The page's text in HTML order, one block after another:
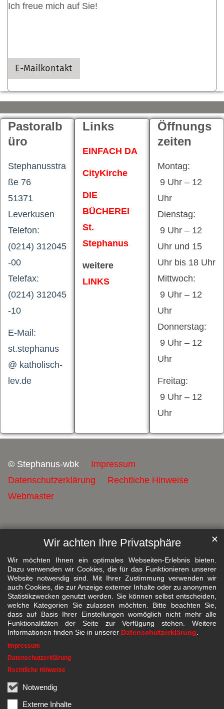
Wir achten Ihre Privatsphäre
Wir möchten Ihnen ein optimales Webseiten-Erlebnis bieten.
Dazu verwenden wir Cookies, die für das Funktionieren unserer
Website notwendig sind. Mit Ihrer Zustimmung verwenden wir
auch Cookies, die zur Anzeige externer Inhalte oder zu anonymen
Statistikzwecken genutzt werden. Sie können selbst entscheiden,
welche Kategorien Sie zulassen möchten. Bitte beachten Sie,
dass auf Basis Ihrer Einstellungen womöglich nicht mehr alle
Funktionalitäten der Seite zur Verfügung stehen. Weitere
Informationen finden Sie in unserer Datenschutzerklärung.
Notwendig
Externe Inhalte
✕
Impressum
Datenschutzerklärung
Rechtliche Hinweise
Ich freue mich auf Sie!
E-Mailkontakt
Pastoralb
üro
Stephanusstra
ße 76
51371
Leverkusen
Telefon:
(0214) 312045
-00
Telefax:
(0214) 312045
-10
E-Mail:
st.stephanus
@ katholisch-
lev.de
Links
EINFACH DA
CityKirche
DIE
BÜCHEREI
St.
Stephanus
weitere
LINKS
Öffnungs
zeiten
Montag:
9 Uhr – 12
Uhr
Dienstag:
9 Uhr – 12
Uhr und 15
Uhr bis 18 Uhr
Mittwoch:
9 Uhr – 12
Uhr
Donnerstag:
9 Uhr – 12
Uhr
Freitag:
9 Uhr – 12
Uhr
© Stephanus-wbk
Impressum
Datenschutzerklärung
Rechtliche Hinweise
Webmaster